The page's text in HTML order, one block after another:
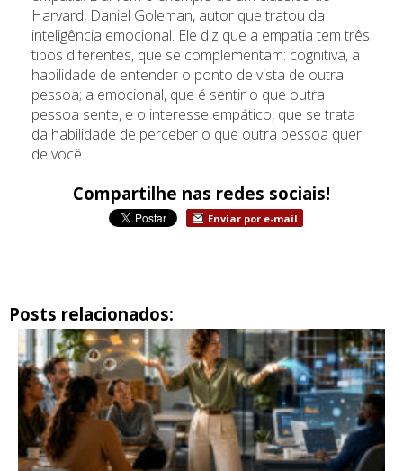
Harvard, Daniel Goleman, autor que tratou da
inteligência emocional. Ele diz que a empatia tem três
tipos diferentes, que se complementam: cognitiva, a
habilidade de entender o ponto de vista de outra
pessoa; a emocional, que é sentir o que outra
pessoa sente, e o interesse empático, que se trata
da habilidade de perceber o que outra pessoa quer
de você.
Compartilhe nas redes sociais!
Enviar por e-mail
Posts relacionados: